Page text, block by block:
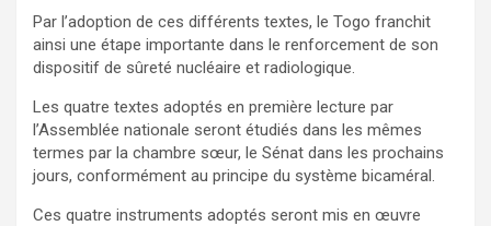
Par l’adoption de ces différents textes, le Togo franchit
ainsi une étape importante dans le renforcement de son
dispositif de sûreté nucléaire et radiologique.
Les quatre textes adoptés en première lecture par
l’Assemblée nationale seront étudiés dans les mêmes
termes par la chambre sœur, le Sénat dans les prochains
jours, conformément au principe du système bicaméral.
Ces quatre instruments adoptés seront mis en œuvre